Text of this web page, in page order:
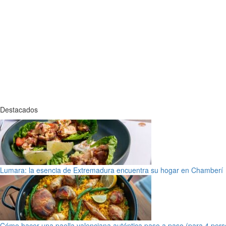
Destacados
Lumara: la esencia de Extremadura encuentra su hogar en Chamberí